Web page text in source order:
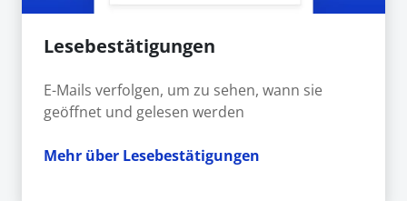
Lesebestätigungen
E-Mails verfolgen, um zu sehen, wann sie
geöffnet und gelesen werden
Mehr über Lesebestätigungen